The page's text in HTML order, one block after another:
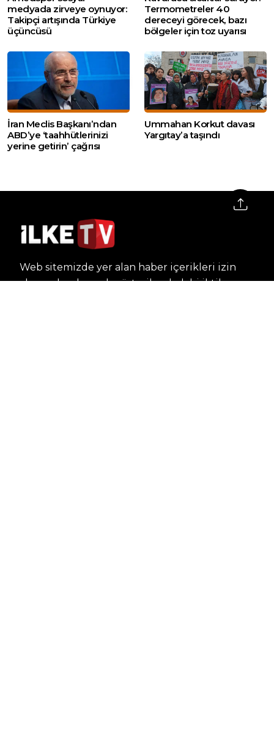
medyada zirveye oynuyor:
Takipçi artışında Türkiye
üçüncüsü
Termometreler 40
dereceyi görecek, bazı
bölgeler için toz uyarısı
İran Meclis Başkanı’ndan
ABD’ye ‘taahhütlerinizi
yerine getirin’ çağrısı
Ummahan Korkut davası
Yargıtay’a taşındı
Web sitemizde yer alan haber içerikleri izin
alınmadan, kaynak gösterilerek dahi iktibas